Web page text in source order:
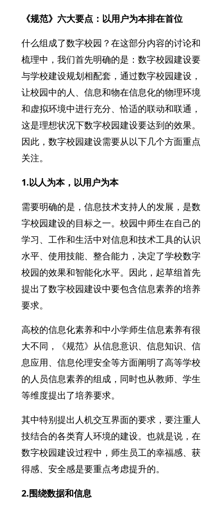
《规范》六大要点：以用户为本排在首位
什么组成了数字校园？在这部分内容的讨论和
梳理中，我们首先明确的是：数字校园建设要
与学校建设规划相配套，通过数字校园建设，
让校园中的人、信息和物在信息化的物理环境
和虚拟环境中进行充分、恰适的联动和联通，
这是理想状况下数字校园建设要达到的效果。
因此，数字校园建设需要从以下几个方面重点
关注。
1.以人为本，以用户为本
需要明确的是，信息技术支持人的发展，是数
字校园建设的目标之一。校园中师生在自己的
学习、工作和生活中对信息和技术工具的认识
水平、使用技能、整合能力，决定了学校数字
校园的效果和智能化水平。因此，起草组首先
提出了数字校园建设中要包含信息素养的培养
要求。
高校的信息化素养和中小学师生信息素养有很
大不同，《规范》从信息意识、信息知识、信
息应用、信息伦理安全等方面阐明了高等学校
的人员信息素养的组成，同时也从教师、学生
等维度提出了培养要求。
其中特别提出人机交互界面的要求，要注重人
技结合的各类育人环境的建设。也就是说，在
数字校园建设过程中，师生员工的幸福感、获
得感、安全感是要重点考虑提升的。
2.围绕数据和信息